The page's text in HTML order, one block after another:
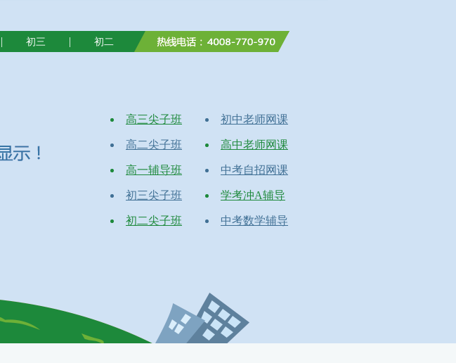
| 初三 | 初二
高三尖子班 初中老师网课
高二尖子班 高中老师网课
高一辅导班 中考自招网课
初三尖子班 学考冲A辅导
初二尖子班 中考数学辅导